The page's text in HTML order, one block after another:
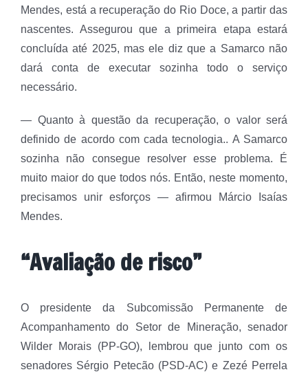
Mendes, está a recuperação do Rio Doce, a partir das
nascentes. Assegurou que a primeira etapa estará
concluída até 2025, mas ele diz que a Samarco não
dará conta de executar sozinha todo o serviço
necessário.
— Quanto à questão da recuperação, o valor será
definido de acordo com cada tecnologia.. A Samarco
sozinha não consegue resolver esse problema. É
muito maior do que todos nós. Então, neste momento,
precisamos unir esforços — afirmou Márcio Isaías
Mendes.
“Avaliação de risco”
O presidente da Subcomissão Permanente de
Acompanhamento do Setor de Mineração, senador
Wilder Morais (PP-GO), lembrou que junto com os
senadores Sérgio Petecão (PSD-AC) e Zezé Perrela